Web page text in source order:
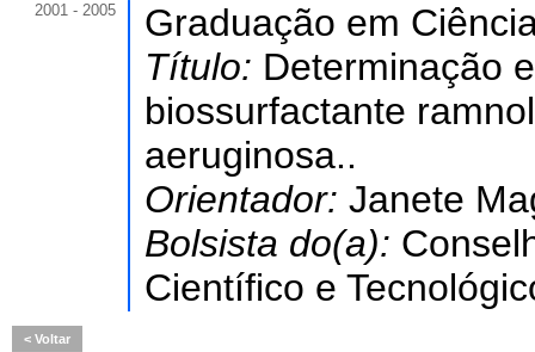
2001 - 2005
Graduação em
Título: Determinação
biossurfactante
aeruginosa..
Orientador: Janete
Bolsista do(a):
Científico e
Voltar